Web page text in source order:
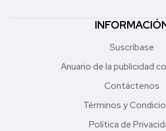
Suscríbase
Anuario de la publicidad
Contáctenos
Términos y
Política de